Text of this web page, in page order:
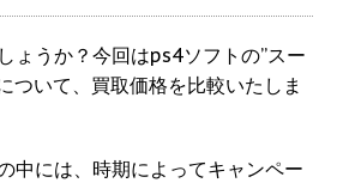
ょうか？今回はps4ソフトの”スー
ついて、買取価格を比較いたしま
中には、時期によってキャンペー